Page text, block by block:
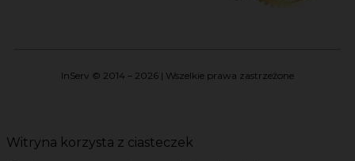
InServ © 2014 – 2026 | Wszelkie prawa zastrzeżone
Witryna korzysta z ciasteczek